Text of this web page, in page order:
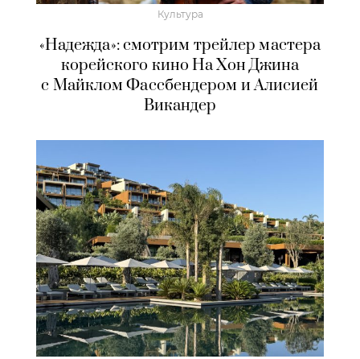
Культура
«Надежда»: смотрим трейлер мастера
корейского кино На Хон Джина
с Майклом Фассбендером и Алисией
Викандер